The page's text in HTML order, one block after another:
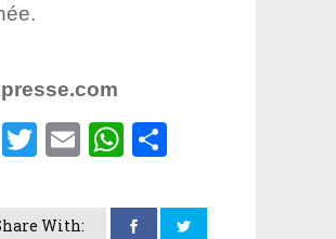
Facebook
Twitter
EmailWhatsApp
With: